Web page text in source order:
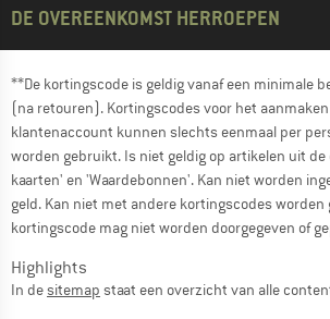
DE OVEREENKOMST HERROEPEN
**De kortingscode is geldig vanaf een minimale
(na retouren). Kortingscodes voor het
klantenaccount kunnen slechts eenmaal per
worden gebruikt. Is niet geldig op artikelen uit
kaarten' en 'Waardebonnen'. Kan niet worden
geld. Kan niet met andere kortingscodes worden
kortingscode mag niet worden doorgegeven of
Highlights
In desitemap staat een overzicht van alle